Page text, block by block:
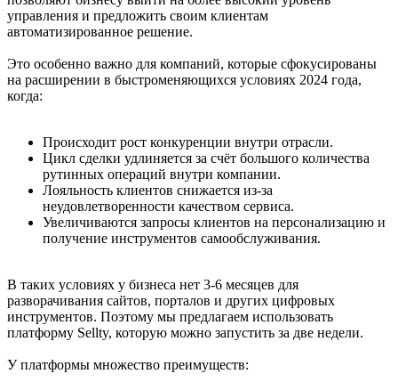
управления и предложить своим клиентам
автоматизированное решение.
Это особенно важно для компаний, которые сфокусированы
на расширении в быстроменяющихся условиях 2024 года,
когда:
Происходит рост конкуренции внутри отрасли.
Цикл сделки удлиняется за счёт большого количества
рутинных операций внутри компании.
Лояльность клиентов снижается из-за
неудовлетворенности качеством сервиса.
Увеличиваются запросы клиентов на персонализацию и
получение инструментов самообслуживания.
В таких условиях у бизнеса нет 3-6 месяцев для
разворачивания сайтов, порталов и других цифровых
инструментов. Поэтому мы предлагаем использовать
платформу Sellty, которую можно запустить за две недели.
У платформы множество преимуществ: